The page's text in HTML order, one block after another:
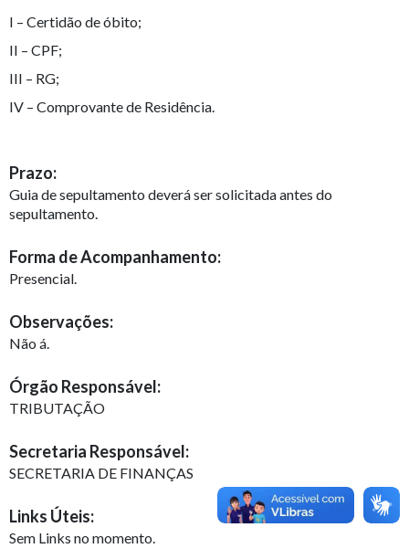
I – Certidão de óbito;
II – CPF;
III – RG;
IV – Comprovante de Residência.
Prazo:
Guia de sepultamento deverá ser solicitada antes do
sepultamento.
Forma de Acompanhamento:
Presencial.
Observações:
Não á.
Órgão Responsável:
TRIBUTAÇÃO
Secretaria Responsável:
SECRETARIA DE FINANÇAS
Links Úteis:
Sem Links no momento.